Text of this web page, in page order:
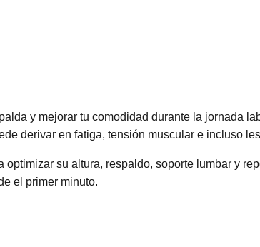
y mejorar tu comodidad durante la jornada
derivar en fatiga, tensión muscular e incluso
optimizar su altura, respaldo, soporte lumbar y
el primer minuto.